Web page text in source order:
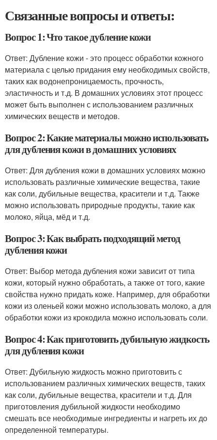
Связанные вопросы и ответы:
Вопрос 1: Что такое дубление кожи
Ответ: Дубление кожи - это процесс обработки кожного
материала с целью придания ему необходимых свойств,
таких как водонепроницаемость, прочность,
эластичность и т.д. В домашних условиях этот процесс
может быть выполнен с использованием различных
химических веществ и методов.
Вопрос 2: Какие материалы можно использовать
для дубления кожи в домашних условиях
Ответ: Для дубления кожи в домашних условиях можно
использовать различные химические вещества, такие
как соли, дубильные вещества, красители и т.д. Также
можно использовать природные продукты, такие как
молоко, яйца, мёд и т.д.
Вопрос 3: Как выбрать подходящий метод
дубления кожи
Ответ: Выбор метода дубления кожи зависит от типа
кожи, который нужно обработать, а также от того, какие
свойства нужно придать коже. Например, для обработки
кожи из оленьей кожи можно использовать молоко, а для
обработки кожи из крокодила можно использовать соли.
Вопрос 4: Как приготовить дубильную жидкость
для дубления кожи
Ответ: Дубильную жидкость можно приготовить с
использованием различных химических веществ, таких
как соли, дубильные вещества, красители и т.д. Для
приготовления дубильной жидкости необходимо
смешать все необходимые ингредиенты и нагреть их до
определенной температуры.